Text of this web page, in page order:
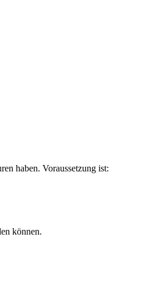
haben. Voraussetzung ist:
können.